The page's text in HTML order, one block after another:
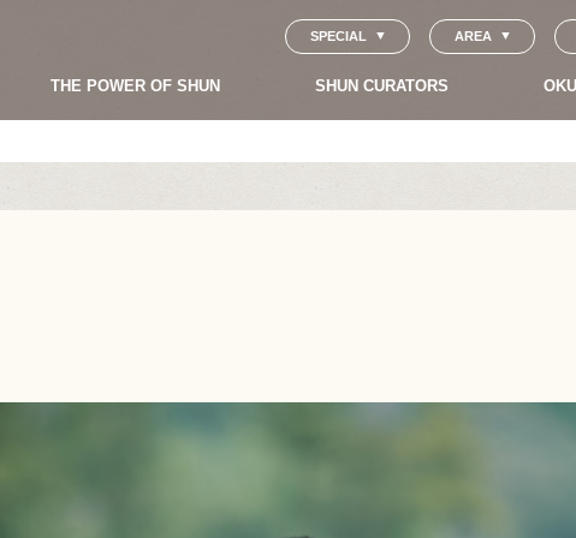
SPECIAL AREA
THE POWER OF SHUN SHUN CURATORS